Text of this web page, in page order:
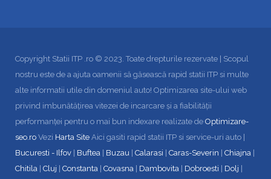
Copyright Statii ITP .ro © 2023. Toate drepturile rezervate | Scopul
nostru este de a ajuta oamenii să găsească rapid statii ITP si multe
alte informatii utile din domeniul auto! Optimizarea site-ului web
privind imbunătățirea vitezei de incarcare și a fiabilității
performanței pentru o mai bun indexare realizate de Optimizare-
seo.ro Vezi Harta Site Aici gasiti rapid statii ITP si service-uri auto |
Bucuresti - Ilfov
Buftea Buzau Calarasi Caras-Severin Chiajna
Chitila Cluj Constanta Covasna Dambovita Dobroesti Dolj